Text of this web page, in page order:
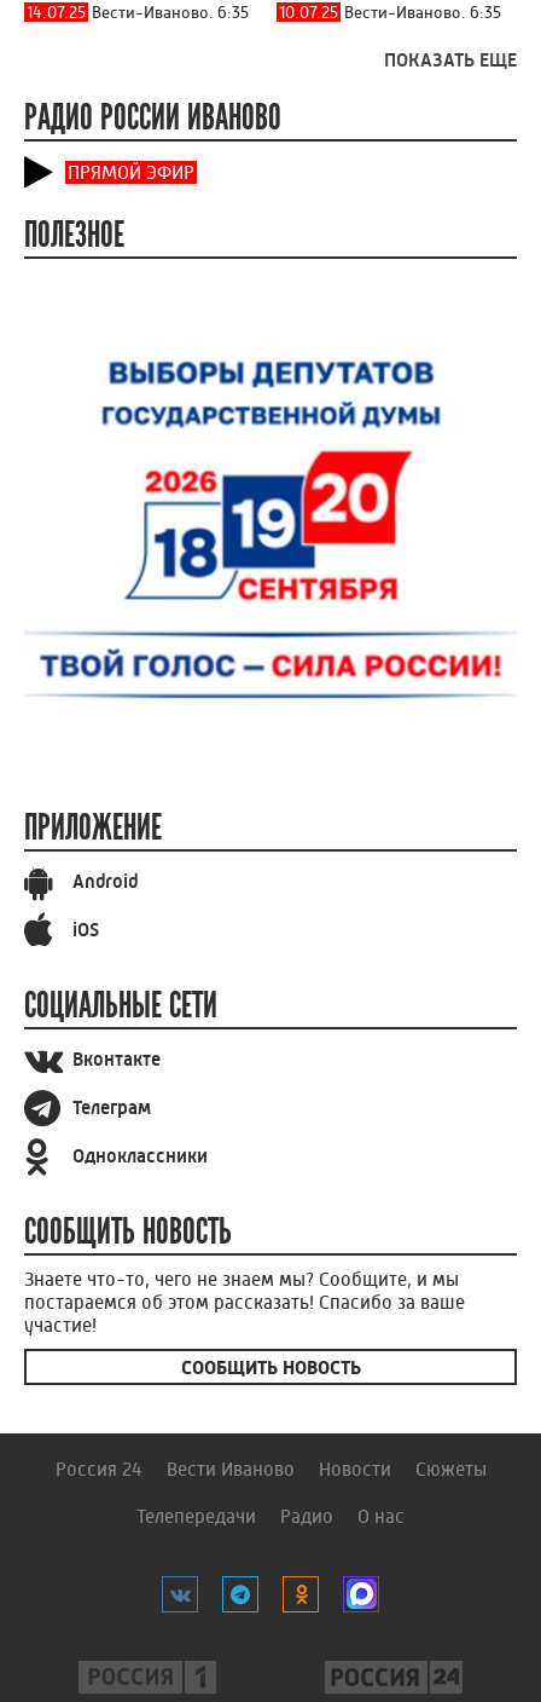
14.07.25 Вести-Иваново. 6:35 10.07.25 Вести-Иваново. 6:35
ПОКАЗАТЬ ЕЩЕ
РАДИО РОССИИ ИВАНОВО
ПРЯМОЙ ЭФИР
ПОЛЕЗНОЕ
ПРИЛОЖЕНИЕ
Android
iOS
СОЦИАЛЬНЫЕ СЕТИ
Вконтакте
Телеграм
Одноклассники
СООБЩИТЬ НОВОСТЬ
Знаете что-то, чего не знаем мы? Сообщите, и мы
постараемся об этом рассказать! Спасибо за ваше
участие!
СООБЩИТЬ НОВОСТЬ
Россия 24 Вести Иваново Новости Сюжеты
Телепередачи Радио О нас